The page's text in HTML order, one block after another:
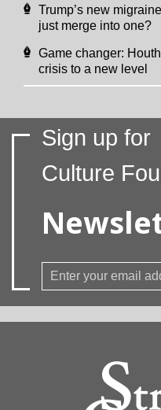
Trump’s new
just merge into one?
Game changer:
crisis to a new level
Sign up for
Culture